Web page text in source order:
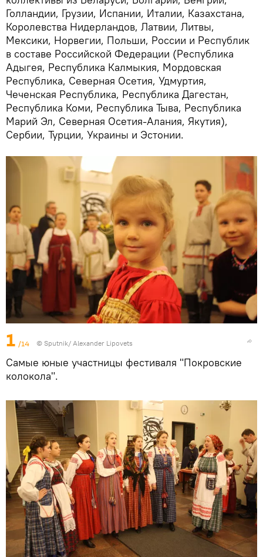
Голландии, Грузии, Испании, Италии, Казахстана,
Королевства Нидерландов, Латвии, Литвы,
Мексики, Норвегии, Польши, России и Республик
в составе Российской Федерации (Республика
Адыгея, Республика Калмыкия, Мордовская
Республика, Северная Осетия, Удмуртия,
Чеченская Республика, Республика Дагестан,
Республика Коми, Республика Тыва, Республика
Марий Эл, Северная Осетия-Алания, Якутия),
Сербии, Турции, Украины и Эстонии.
1 /14 © Sputnik/ Alexander Lipovets
Самые юные участницы фестиваля "Покровские
колокола".